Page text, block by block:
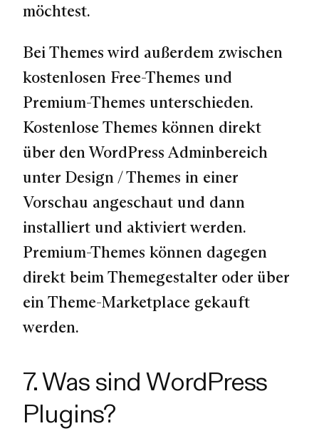
möchtest.
Bei Themes wird außerdem zwischen
kostenlosen Free-Themes und
Premium-Themes unterschieden.
Kostenlose Themes können direkt
über den WordPress Adminbereich
unter Design / Themes in einer
Vorschau angeschaut und dann
installiert und aktiviert werden.
Premium-Themes können dagegen
direkt beim Themegestalter oder über
ein Theme-Marketplace gekauft
werden.
7. Was sind WordPress
Plugins?